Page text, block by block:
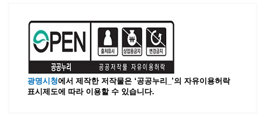
광명시청에서 제작한 저작물은 ‘공공누리_’의 자유이용허락
표시제도에 따라 이용할 수 있습니다.